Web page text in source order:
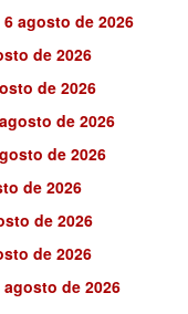
agosto de 2026
de 2026
de 2026
de 2026
de 2026
de 2026
de 2026
de 2026
de 2026